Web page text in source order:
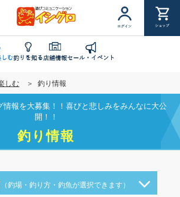
ログイン ショップ
しむ釣りを知る店舗情報セール・イベント
しむ 釣り情報
情報を大募集！！喜びと悲しみをみんなに大公
開！！
釣り情報
（釣場・釣り方・釣魚が選択できます）